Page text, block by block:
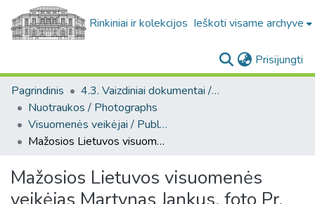
Rinkiniai ir kolekcijos Ieškoti visame archyve
Prisijungti
Pagrindinis
4.3. Vaizdiniai dokumentai / Visual documents
Nuotraukos / Photographs
Visuomenės veikėjai / Public figures
Mažosios Lietuvos visuomenės veikėjas Martynas Jankus, foto Pr. Remeikos, A. Žilionio ir kt.
Mažosios Lietuvos visuomenės